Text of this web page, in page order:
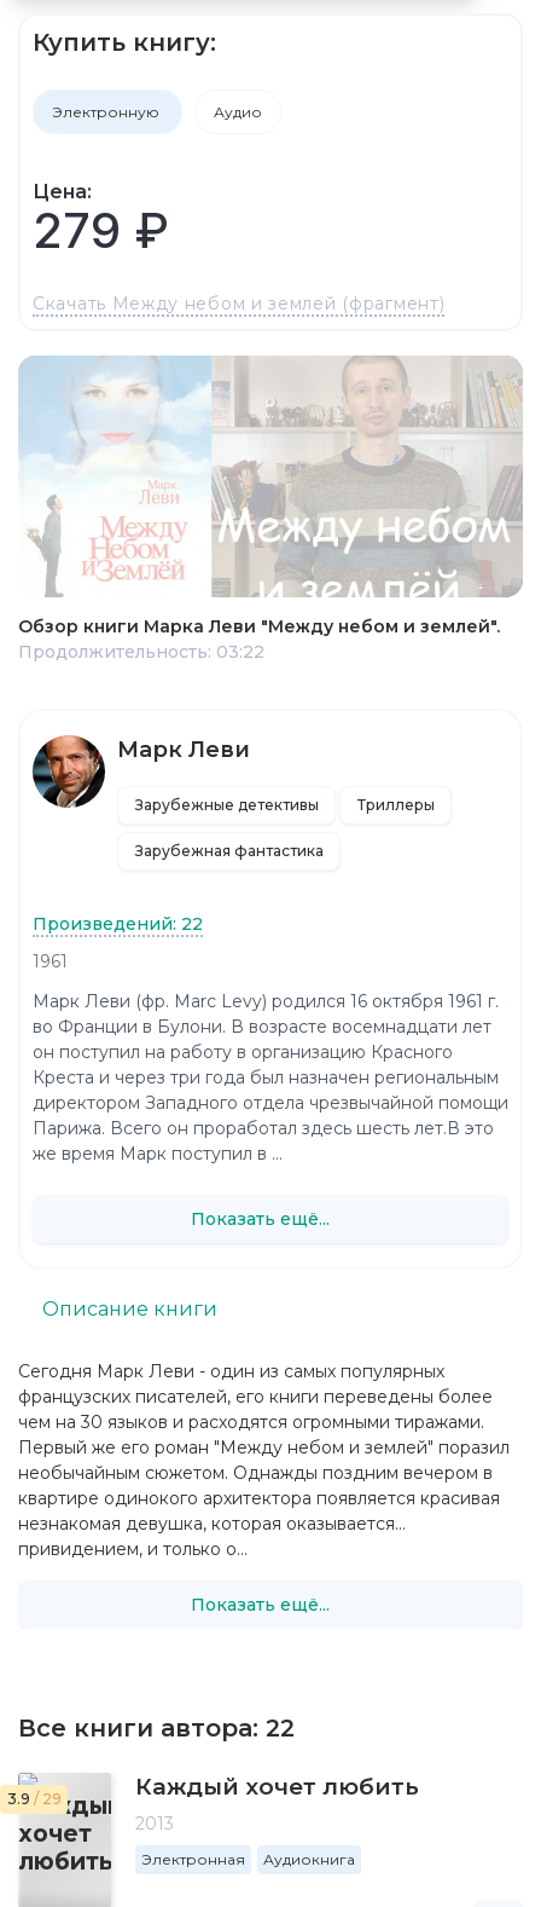
Купить книгу:
Электронную Аудио
Цена:
279 ₽
Скачать Между небом и землей (фрагмент)
Обзор книги Марка Леви "Между небом и землей".
Продолжительность: 03:22
Сегодня Марк Леви - один из самых популярных
французских писателей, его книги переведены более
чем на 30 языков и расходятся огромными тиражами.
Первый же его роман "Между небом и землей" поразил
необычайным сюжетом. Однажды поздним вечером в
квартире одинокого архитектора появляется красивая
незнакомая девушка, которая оказывается...
привидением, и только о...
Показать ещё...
Описание книги
Все книги автора: 22
3.9 / 29 Каждый хочет любить
2013
Электронная Аудиокнига
Марк Леви
Зарубежные детективы Триллеры
Зарубежная фантастика
Произведений: 22
1961
Марк Леви (фр. Marc Levy) родился 16 октября 1961 г.
во Франции в Булони. В возрасте восемнадцати лет
он поступил на работу в организацию Красного
Креста и через три года был назначен региональным
директором Западного отдела чрезвычайной помощи
Парижа. Всего он проработал здесь шесть лет.В это
же время Марк поступил в ...
Показать ещё...